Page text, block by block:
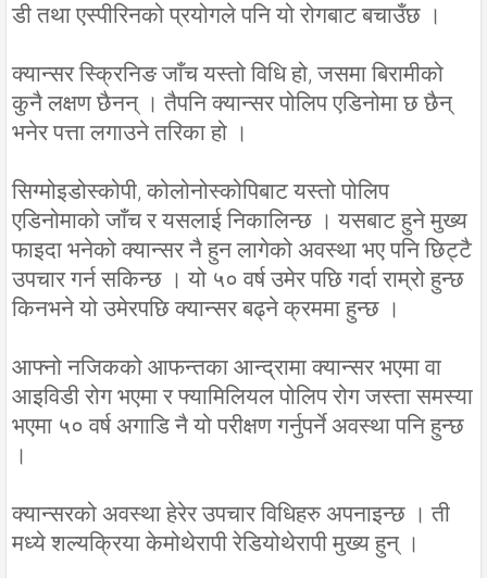
डी तथा एस्पीरिनको प्रयोगले पनि यो रोगबाट बचाउँछ ।
क्यान्सर स्क्रिनिङ जाँच यस्तो विधि हो, जसमा बिरामीको
कुनै लक्षण छैनन् । तैपनि क्यान्सर पोलिप एडिनोमा छ छैन्
भनेर पत्ता लगाउने तरिका हो ।
सिग्मोइडोस्कोपी, कोलोनोस्कोपिबाट यस्तो पोलिप
एडिनोमाको जाँच र यसलाई निकालिन्छ । यसबाट हुने मुख्य
फाइदा भनेको क्यान्सर नै हुन लागेको अवस्था भए पनि छिट्टै
उपचार गर्न सकिन्छ । यो ५० वर्ष उमेर पछि गर्दा राम्रो हुन्छ
किनभने यो उमेरपछि क्यान्सर बढ्ने क्रममा हुन्छ ।
आफ्नो नजिकको आफन्तका आन्द्रामा क्यान्सर भएमा वा
आइविडी रोग भएमा र फ्यामिलियल पोलिप रोग जस्ता समस्या
भएमा ५० वर्ष अगाडि नै यो परीक्षण गर्नुपर्ने अवस्था पनि हुन्छ
।
क्यान्सरको अवस्था हेरेर उपचार विधिहरु अपनाइन्छ । ती
मध्ये शल्यक्रिया केमोथेरापी रेडियोथेरापी मुख्य हुन् ।